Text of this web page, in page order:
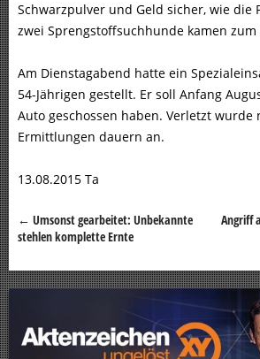
Schwarzpulver und Geld sicher, wie die
zwei Sprengstoffsuchhunde kamen zum
Am Dienstagabend hatte ein
54-Jährigen gestellt. Er soll Anfang
Auto geschossen haben. Verletzt wurde
Ermittlungen dauern an.
13.08.2015 Ta
Beitragsnavigation
← Umsonst gearbeitet: Unbekannte
stehlen komplette Ernte
Angriff